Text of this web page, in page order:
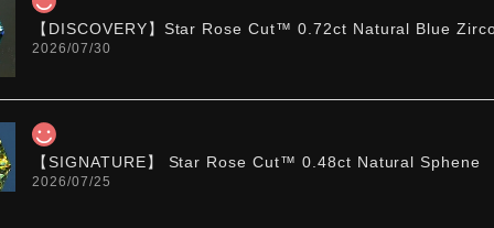
【DISCOVERY】Star Rose Cut™️ 0.72ct Natural Blue
2026/07/30
【SIGNATURE】 Star Rose Cut™️ 0.48ct Natural Sphene
2026/07/25